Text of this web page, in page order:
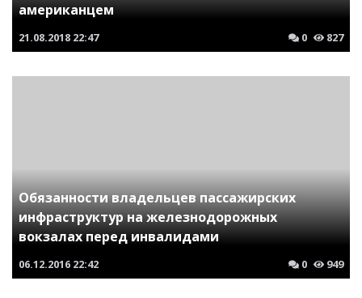
американцем
21.08.2018 22:47 0 827
Обязанности владельцев пассажирских
инфраструктур на железнодорожных
вокзалах перед инвалидами
06.12.2016 22:42 0 949